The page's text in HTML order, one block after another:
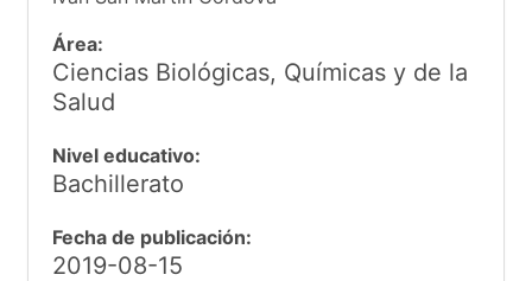
Área:
Ciencias Biológicas, Químicas y de la
Salud
Nivel educativo:
Bachillerato
Fecha de publicación:
2019-08-15